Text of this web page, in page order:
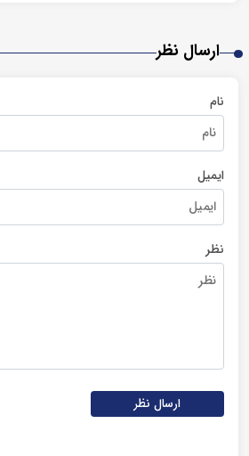
ارسال نظر
نام
ایمیل
نظر
ارسال نظر